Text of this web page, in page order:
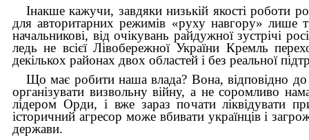
Інакше кажучи, завдяки низькій якості роботи
для авторитарних режимів «руху навгору» лише
начальникові, від очікувань райдужної зустрічі
ледь не всієї Лівобережної України Кремль
декількох районах двох областей і без реальної
Що має робити наша влада? Вона, відповідно до
організувати визвольну війну, а не соромливо
лідером Орди, і вже зараз почати ліквідувати
історичний агресор може вбивати українців і
держави.